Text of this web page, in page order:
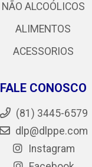
NÃO ALCOÓLICOS
ALIMENTOS
ACESSORIOS
FALE CONOSCO
(81) 3445-6579
dlp@dlppe.com
Instagram